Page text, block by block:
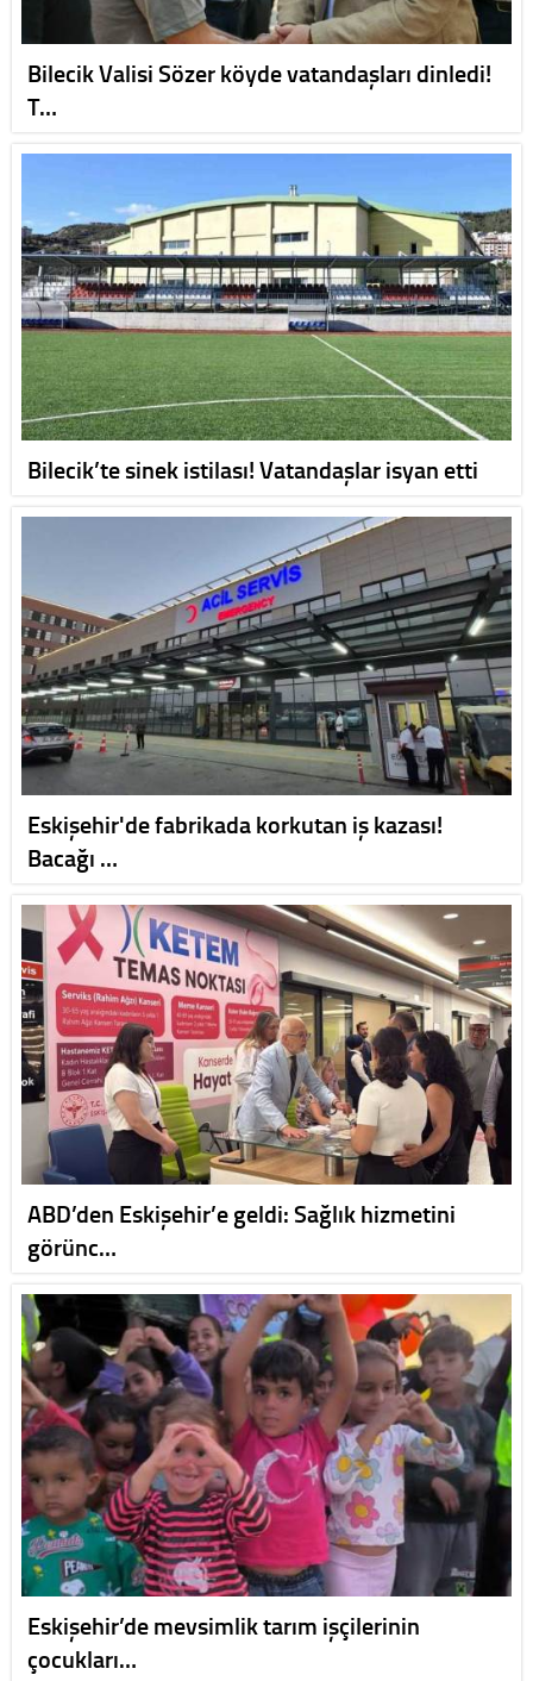
Bilecik Valisi Sözer köyde vatandaşları dinledi!
T…
Bilecik’te sinek istilası! Vatandaşlar isyan etti
Eskişehir'de fabrikada korkutan iş kazası!
Bacağı …
ABD’den Eskişehir’e geldi: Sağlık hizmetini
görünc…
Eskişehir’de mevsimlik tarım işçilerinin
çocukları…